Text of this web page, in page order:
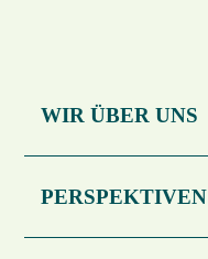
WIR ÜBER UNS
PERSPEKTIVEN